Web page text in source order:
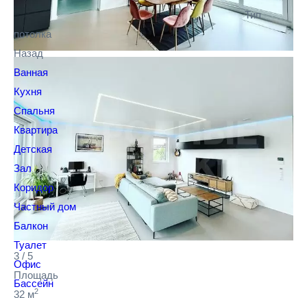
Тип
потолка
Назад
Ванная
Кухня
Спальня
Квартира
Детская
Зал
Коридор
Частный дом
Балкон
Туалет
Офис
Бассейн
3 / 5
Площадь
32 м2